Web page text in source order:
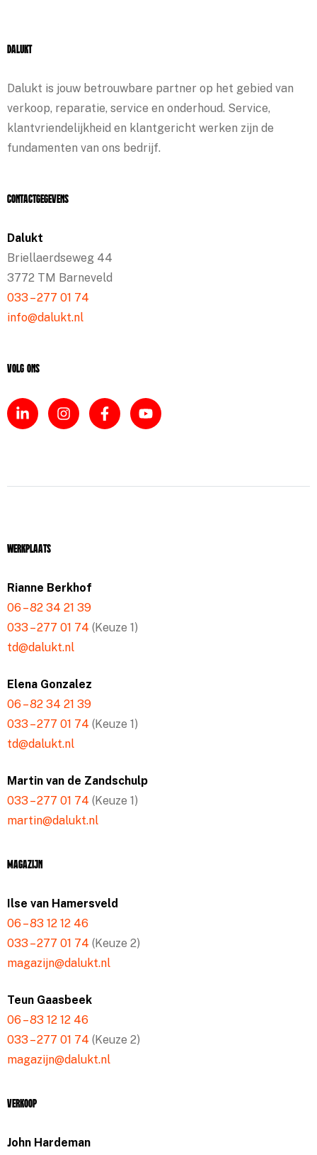
Dalukt
Dalukt is jouw betrouwbare partner op het gebied van
verkoop, reparatie, service en onderhoud. Service,
klantvriendelijkheid en klantgericht werken zijn de
fundamenten van ons bedrijf.
Contactgegevens
Dalukt
Briellaerdseweg 44
3772 TM Barneveld
033 – 277 01 74
info@dalukt.nl
Volg ons
Werkplaats
Rianne Berkhof
06 – 82 34 21 39
033 – 277 01 74 (Keuze 1)
td@dalukt.nl
Elena Gonzalez
06 – 82 34 21 39
033 – 277 01 74 (Keuze 1)
td@dalukt.nl
Martin van de Zandschulp
033 – 277 01 74 (Keuze 1)
martin@dalukt.nl
Magazijn
Ilse van Hamersveld
06 – 83 12 12 46
033 – 277 01 74 (Keuze 2)
magazijn@dalukt.nl
Teun Gaasbeek
06 – 83 12 12 46
033 – 277 01 74 (Keuze 2)
magazijn@dalukt.nl
Verkoop
John Hardeman